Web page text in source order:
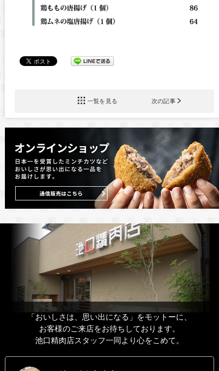
一覧を見る 次の記事
「おいしさは、思い出になる」をモットーに、
お客様のご来店をお待ちしております。
池口精肉店スタッフ一同より心をこめて。